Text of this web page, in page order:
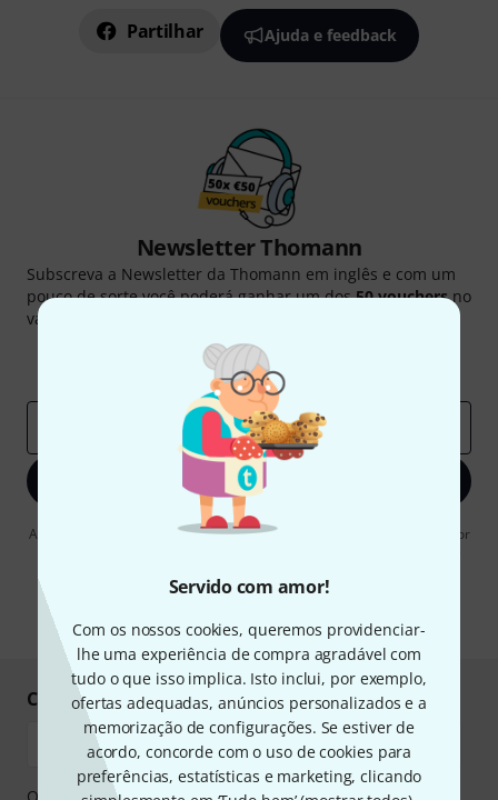
Servido com amor!
Com os nossos cookies, queremos providenciar-
lhe uma experiência de compra agradável com
tudo o que isso implica. Isto inclui, por exemplo,
ofertas adequadas, anúncios personalizados e a
memorização de configurações. Se estiver de
acordo, concorde com o uso de cookies para
preferências, estatísticas e marketing, clicando
Partilhar Ajuda e feedback
Newsletter Thomann
Subscreva a Newsletter da Thomann em inglês e com um
pouco de sorte você poderá ganhar um dos50 vouchersno
valor de
Contribuições inspiradoras
Insights da Thomann
Endereço de e-mail
Inscreva-se agora
Ao clicar em "Inscreva-se agora", concordo em receber publicidade por
proteção de dados.
* Requeridos
Compre e pague em segurança